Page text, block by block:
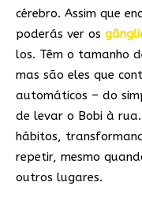
cérebro. Assim que
poderás ver os
los. Têm o tamanho
mas são eles que
automáticos – do
de levar o Bobi à
hábitos,
repetir, mesmo
outros lugares.